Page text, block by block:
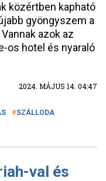
közértben kapható
gyöngyszem a
azok az
os hotel és nyaraló
2024. MÁJUS 14. 04:47
SZÁLLODA
val és